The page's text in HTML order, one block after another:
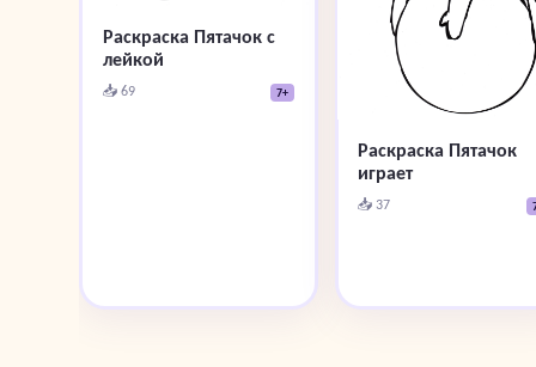
Раскраска Пятачок с
лейкой
📥 69 7+
Раскраска Пятачок
играет
📥 37